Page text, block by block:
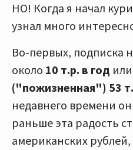
НО! Когда я начал
узнал много
Во-первых, подписка
около 10 т.р. в год или
("пожизненная") 53
недавнего времени
раньше эта радость
американских